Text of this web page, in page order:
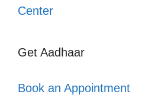
Center
Get Aadhaar
Book an Appointment